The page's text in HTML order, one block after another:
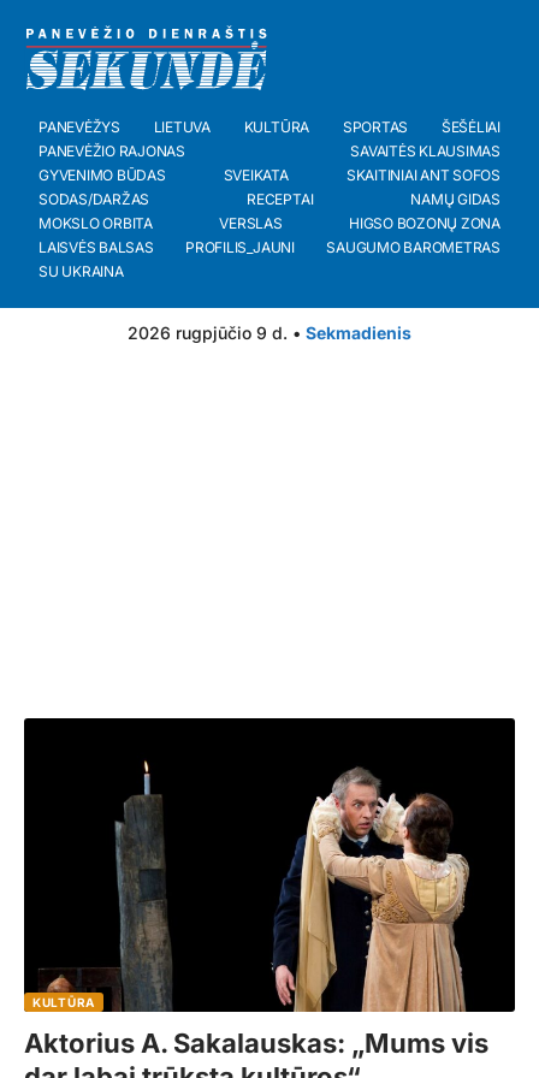
PANEVĖŽYS LIETUVA KULTŪRA SPORTAS
ŠEŠĖLIAI
PANEVĖŽIO RAJONAS
SAVAITĖS KLAUSIMAS
GYVENIMO BŪDAS
SVEIKATA
SKAITINIAI ANT SOFOS
SODAS/DARŽAS
RECEPTAI
NAMŲ GIDAS
MOKSLO ORBITA
VERSLAS
HIGSO BOZONŲ ZONA
LAISVĖS BALSAS
PROFILIS_JAUNI
SAUGUMO BAROMETRAS
SU UKRAINA
2026 rugpjūčio 9 d. • Sekmadienis
KULTŪRA
Aktorius A. Sakalauskas: „Mums vis